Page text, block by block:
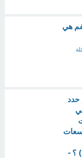
هي
حدد
؟ -